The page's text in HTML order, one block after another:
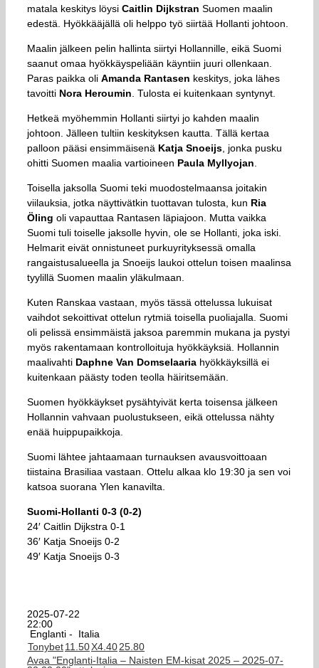
matala keskitys löysi Caitlin Dijkstran Suomen maalin
edestä. Hyökkääjällä oli helppo työ siirtää Hollanti johtoon.
Maalin jälkeen pelin hallinta siirtyi Hollannille, eikä Suomi
saanut omaa hyökkäyspeliään käyntiin juuri ollenkaan.
Paras paikka oli Amanda Rantasen keskitys, joka lähes
tavoitti Nora Heroumin . Tulosta ei kuitenkaan syntynyt.
Hetkeä myöhemmin Hollanti siirtyi jo kahden maalin
johtoon. Jälleen tultiin keskityksen kautta. Tällä kertaa
palloon pääsi ensimmäisenä Katja Snoeijs , jonka pusku
ohitti Suomen maalia vartioineen Paula Myllyojan
Toisella jaksolla Suomi teki muodostelmaansa joitakin
viilauksia, jotka näyttivätkin tuottavan tulosta, kun Ria
Öling oli vapauttaa Rantasen läpiajoon. Mutta vaikka
Suomi tuli toiselle jaksolle hyvin, ole se Hollanti, joka iski.
Helmarit eivät onnistuneet purkuyrityksessä omalla
rangaistusalueella ja Snoeijs laukoi ottelun toisen maalinsa
tyylillä Suomen maalin yläkulmaan.
Kuten Ranskaa vastaan, myös tässä ottelussa lukuisat
vaihdot sekoittivat ottelun rytmiä toisella puoliajalla. Suomi
oli pelissä ensimmäistä jaksoa paremmin mukana ja pystyi
myös rakentamaan kontrolloituja hyökkäyksiä. Hollannin
maalivahti Daphne Van Domselaaria hyökkäyksillä ei
kuitenkaan päästy toden teolla häiritsemään.
Suomen hyökkäykset pysähtyivät kerta toisensa jälkeen
Hollannin vahvaan puolustukseen, eikä ottelussa nähty
enää huippupaikkoja.
Suomi lähtee jahtaamaan turnauksen avausvoittoaan
tiistaina Brasiliaa vastaan. Ottelu alkaa klo 19:30 ja sen voi
katsoa suorana Ylen kanavilta.
Suomi-Hollanti 0-3 (0-2)
24′ Caitlin Dijkstra 0-1
36′ Katja Snoeijs 0-2
49′ Katja Snoeijs 0-3
2025-07-22
22:00
Englanti -
Italia
Tonybet11.50X4.4025.80
Avaa "Englanti-Italia – Naisten EM-kisat 2025 – 2025-07-